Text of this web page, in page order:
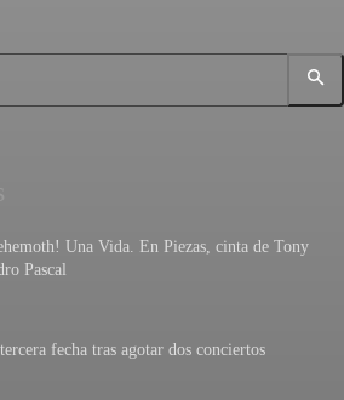
Una Vida. En Piezas, cinta de Tony
Pascal
fecha tras agotar dos conciertos